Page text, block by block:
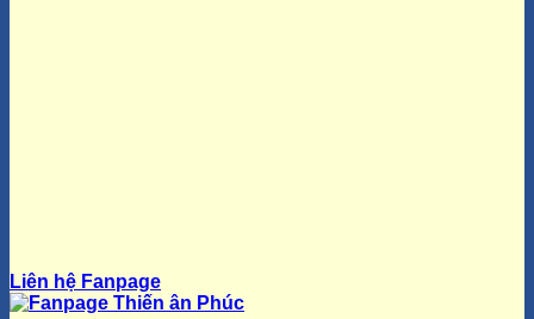
Liên hệ Fanpage